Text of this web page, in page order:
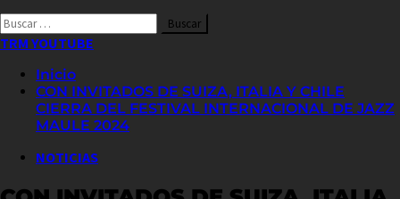
Buscar
por:
TRM YOUTUBE
Inicio
CON INVITADOS DE SUIZA, ITALIA Y CHILE
CIERRA DEL FESTIVAL INTERNACIONAL DE JAZZ
MAULE 2024
NOTICIAS